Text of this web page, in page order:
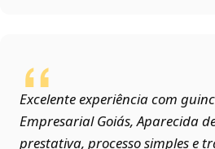
Excelente experiência com
Empresarial Goiás, Aparecida
prestativa, processo simples e